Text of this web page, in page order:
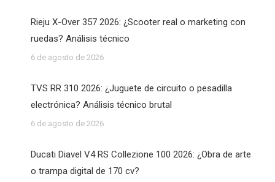
Rieju X-Over 357 2026: ¿Scooter real o marketing con
ruedas? Análisis técnico
6 de agosto de 2026
TVS RR 310 2026: ¿Juguete de circuito o pesadilla
electrónica? Análisis técnico brutal
6 de agosto de 2026
Ducati Diavel V4 RS Collezione 100 2026: ¿Obra de arte
o trampa digital de 170 cv?